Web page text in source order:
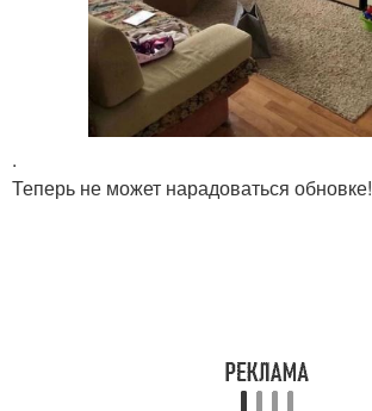
.
Теперь не может нарадоваться обновке!